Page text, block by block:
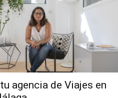
agencia de Viajes en